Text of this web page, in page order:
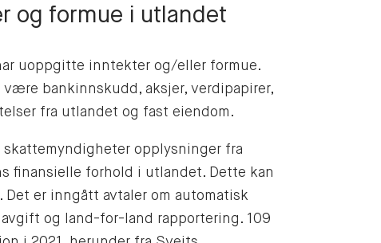
og formue i utlandet
uoppgitte inntekter og/eller formue.
bankinnskudd, aksjer, verdipapirer,
fra utlandet og fast eiendom.
opplysninger fra
finansielle forhold i utlandet. Dette kan
er inngått avtaler om automatisk
og land-for-land rapportering. 109